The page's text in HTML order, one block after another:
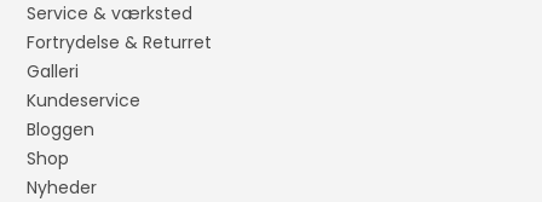
Service & værksted
Fortrydelse & Returret
Galleri
Kundeservice
Bloggen
Shop
Nyheder